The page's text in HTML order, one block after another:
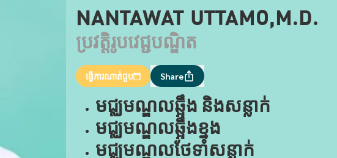
NANTAWAT UTTAMO,M.D.
ប្រវត្តិរូបវេជ្ជបណ្ឌិត
ធ្វើការណាត់ជួប Share
មជ្ឈមណ្ឌលឆ្អឹង និងសន្លាក់
មជ្ឈមណ្ឌលឆ្អឹងខ្នង
មជ្ឈមណ្ឌលថែទាំសន្លាក់